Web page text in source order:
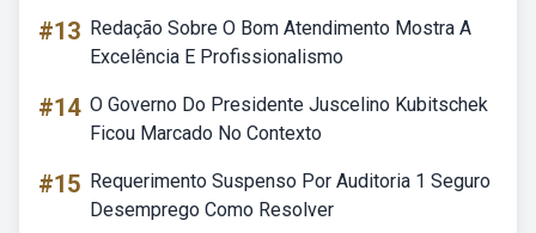
#13 Redação Sobre O Bom Atendimento Mostra A
Excelência E Profissionalismo
#14 O Governo Do Presidente Juscelino Kubitschek
Ficou Marcado No Contexto
#15 Requerimento Suspenso Por Auditoria 1 Seguro
Desemprego Como Resolver